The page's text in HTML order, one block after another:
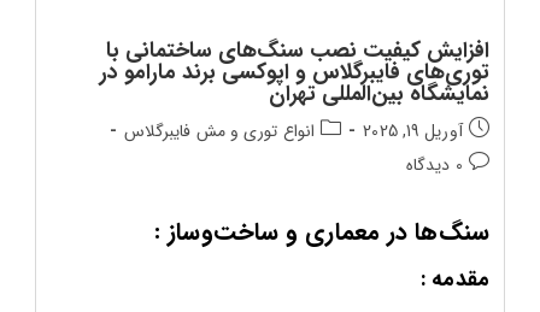
افزایش کیفیت نصب سنگ‌های ساختمانی با
توری‌های فایبرگلاس و اپوکسی برند مارامو در
نمایشگاه بین‌المللی تهران
تاریخ
انتشار
پست:
آوریل 19, 2025
دسته‌بندی
انواع توری و مش فایبرگلاس
دیدگاه‌های
0 دیدگاه
سنگ‌ها در معماری و ساخت‌وساز :
مقدمه :